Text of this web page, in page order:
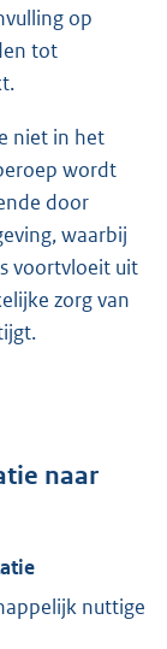
op
tot
niet in het
wordt
door
waarbij
voortvloeit uit
zorg van
naar
nuttige